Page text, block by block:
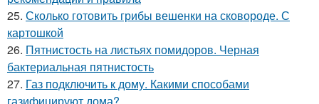
25. Сколько готовить грибы вешенки на сковороде. С
картошкой
26. Пятнистость на листьях помидоров. Черная
бактериальная пятнистость
27. Газ подключить к дому. Какими способами